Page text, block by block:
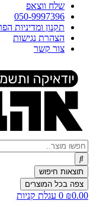
שלח ווצאפ
050-9997396
תקנון ומדיניות
הצהרת נגישות
צור קשר
Search
...
תוצאות חיפוש
צפה בכל המוצרים
₪0.00
0 עגלת קניות